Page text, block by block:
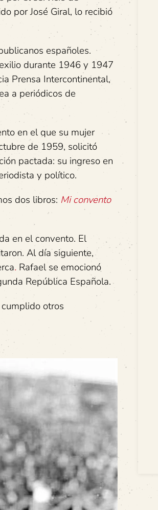
por José Giral, lo recibió
españoles.
durante 1946 y 1947
Prensa Intercontinental,
a periódicos de
en el que su mujer
de 1959, solicitó
pactada: su ingreso en
y político.
dos libros: Mi convento
en el convento. El
Al día siguiente,
. Rafael se emocionó
República Española.
otros